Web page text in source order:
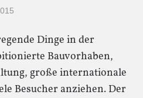
Dinge in der
Bauvorhaben,
große internationale
Besucher anziehen. Der